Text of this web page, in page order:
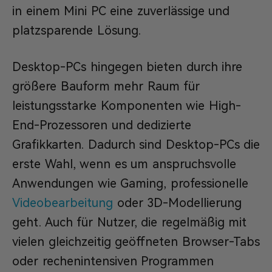
in einem Mini PC eine zuverlässige und
platzsparende Lösung.
Desktop-PCs hingegen bieten durch ihre
größere Bauform mehr Raum für
leistungsstarke Komponenten wie High-
End-Prozessoren und dedizierte
Grafikkarten. Dadurch sind Desktop-PCs die
erste Wahl, wenn es um anspruchsvolle
Anwendungen wie Gaming, professionelle
Videobearbeitung oder 3D-Modellierung
geht. Auch für Nutzer, die regelmäßig mit
vielen gleichzeitig geöffneten Browser-Tabs
oder rechenintensiven Programmen